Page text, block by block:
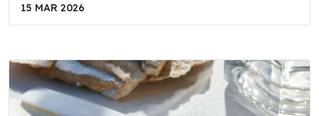
15 MAR 2026